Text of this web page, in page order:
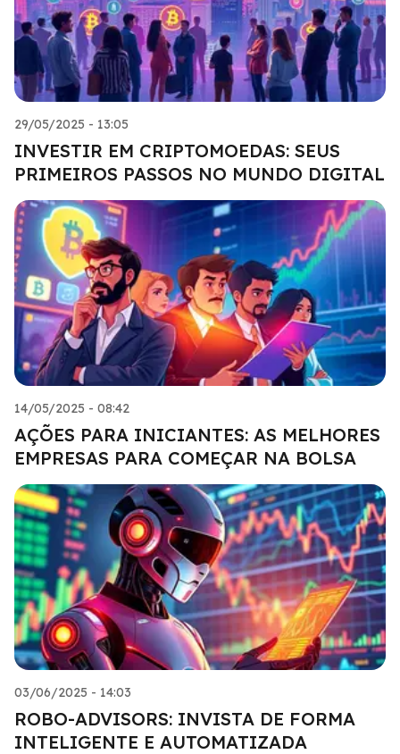
29/05/2025 - 13:05
INVESTIR EM CRIPTOMOEDAS: SEUS
PRIMEIROS PASSOS NO MUNDO DIGITAL
14/05/2025 - 08:42
AÇÕES PARA INICIANTES: AS MELHORES
EMPRESAS PARA COMEÇAR NA BOLSA
03/06/2025 - 14:03
ROBO-ADVISORS: INVISTA DE FORMA
INTELIGENTE E AUTOMATIZADA